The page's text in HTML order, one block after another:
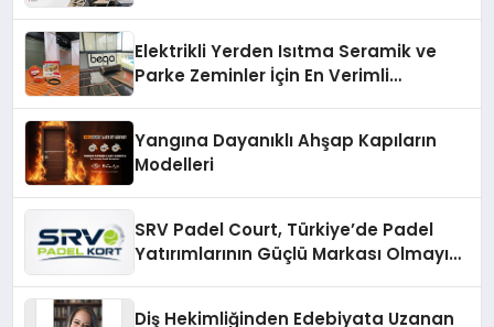
Elektrikli Yerden Isıtma Seramik ve
Parke Zeminler İçin En Verimli
Yangına Dayanıklı Ahşap Kapıların
Modelleri
SRV Padel Court, Türkiye’de Padel
Yatırımlarının Güçlü Markası Olmayı
Diş Hekimliğinden Edebiyata Uzanan